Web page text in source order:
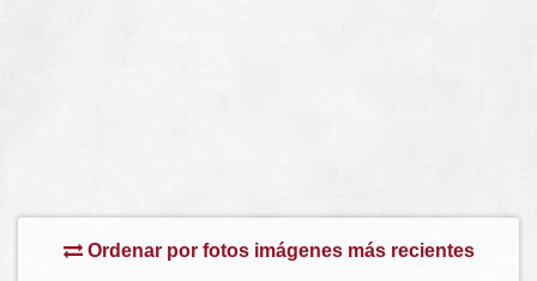
Ordenar por fotos imágenes más recientes